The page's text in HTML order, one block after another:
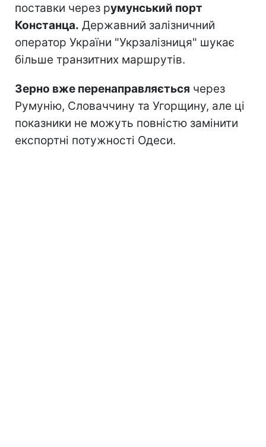
поставки через румунський порт
Констанца. Державний залізничний
оператор України "Укрзалізниця" шукає
більше транзитних маршрутів.
Зерно вже перенаправляється через
Румунію, Словаччину та Угорщину, але ці
показники не можуть повністю замінити
експортні потужності Одеси.